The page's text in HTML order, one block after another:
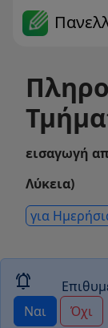
εισαγωγή
Λύκεια)
για
notifications_active
Ναι
Όχι